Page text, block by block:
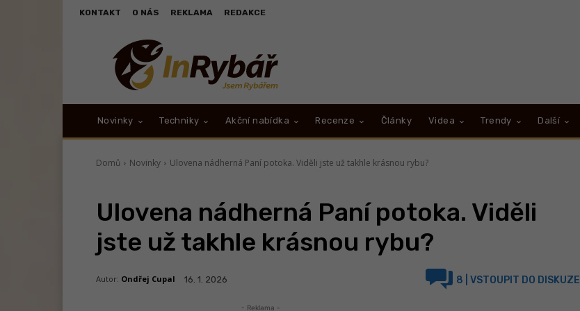
KONTAKT O NÁS REKLAMA REDAKCE
Novinky Techniky Akční nabídka Recenze Články Videa Trendy Další
Domů Novinky Ulovena nádherná Paní potoka. Viděli jste už takhle krásnou rybu?
Ulovena nádherná Paní potoka. Viděli
jste už takhle krásnou rybu?
Autor: Ondřej Cupal 16. 1. 2026 8 | VSTOUPIT DO DISKUZE
- Reklama -